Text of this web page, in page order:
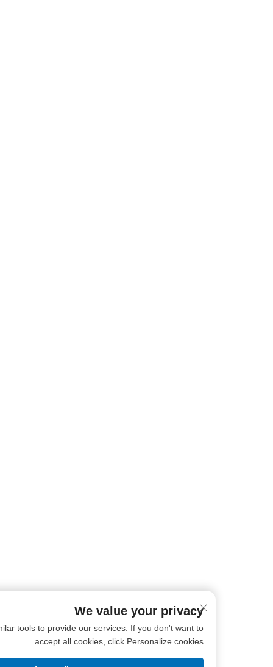
We value your privacy
and similar tools to provide our services. If you don't want to
accept all cookies, click Personalize cookies.